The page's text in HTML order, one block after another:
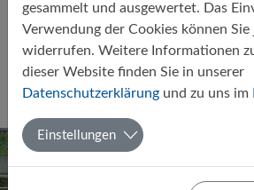
Mädchen werden
hochverdient
Fußball
12.03.2024
gesammelt und ausgewertet. Das
Verwendung der Cookies können Sie
widerrufen. Weitere Informationen
dieser Website finden Sie in unserer
Datenschutzerklärung und zu uns im
Einstellungen